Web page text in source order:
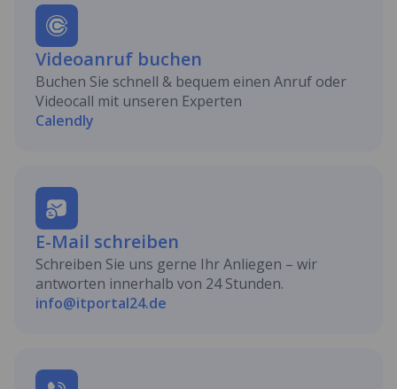
Videoanruf buchen
Buchen Sie schnell & bequem einen Anruf oder
Videocall mit unseren Experten
Calendly
E-Mail schreiben
Schreiben Sie uns gerne Ihr Anliegen – wir
antworten innerhalb von 24 Stunden.
info@itportal24.de